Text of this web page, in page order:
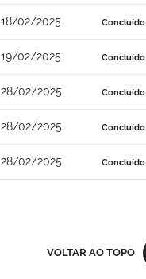
18/02/2025 Concluído
19/02/2025 Concluído
28/02/2025 Concluído
28/02/2025 Concluído
28/02/2025 Concluído
VOLTAR AO TOPO